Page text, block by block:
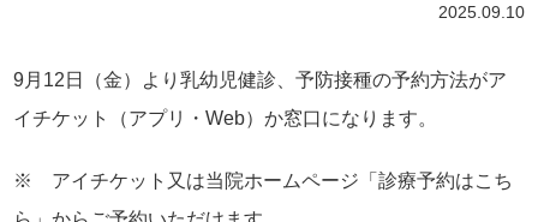
2025.09.10
9月12日（金）より乳幼児健診、予防接種の予約方法がア
イチケット（アプリ・Web）か窓口になります。
※ アイチケット又は当院ホームページ「診療予約はこち